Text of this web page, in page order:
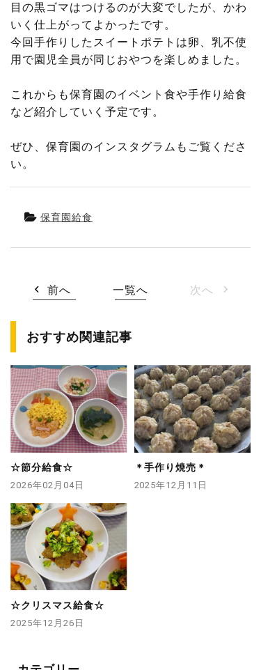
目の黒ゴマはつけるのが大変でしたが、かわ
いく仕上がってよかったです。
今回手作りしたスイートポテトは卵、乳不使
用で園児全員が同じおやつを楽しめました。
これからも保育園のイベント食や手作り給食
など紹介していく予定です。
ぜひ、保育園のインスタグラムもご覧くださ
い。
保育園給食
前へ 一覧へ 次へ
おすすめ関連記事
☆節分給食☆
2026年02月04日
＊手作り焼売＊
2025年12月11日
☆クリスマス給食☆
2025年12月26日